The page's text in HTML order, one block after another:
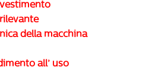
della macchina
all’ uso